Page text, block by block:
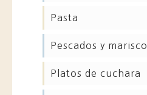
pasta
pescados y marisco
platos de cuchara